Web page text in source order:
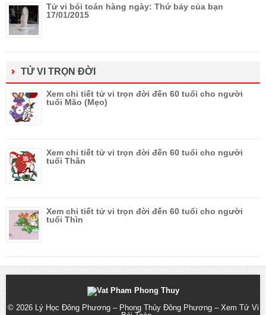
Tử vi bói toán hàng ngày: Thứ bảy của bạn
17/01/2015
TỬ VI TRỌN ĐỜI
Xem chi tiết tử vi trọn đời đến 60 tuổi cho người
tuổi Mão (Mẹo)
Xem chi tiết tử vi trọn đời đến 60 tuổi cho người
tuổi Thân
Xem chi tiết tử vi trọn đời đến 60 tuổi cho người
tuổi Thìn
© 2026
Lý Học Đông Phương – Phong Thủy Đông Phương – Xem Tử Vi